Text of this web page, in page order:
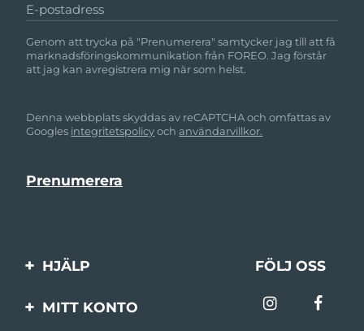
E-postadress
Genom att trycka på "Prenumerera" samtycker jag till att få
marknadsföringskommunikation från FOREO. Jag förstår
att jag kan avregistrera mig när som helst.
Denna webbplats skyddas av reCAPTCHA och omfattas av
Googles integritetspolicyochanvändarvillkor.
HJÄLP
Kontakta oss
FÖLJ OSS
MITT KONTO